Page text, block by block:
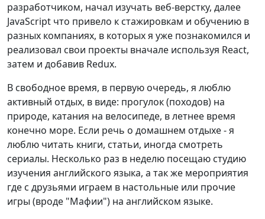
разработчиком, начал изучать веб-верстку, далее
JavaScript что привело к стажировкам и обучению в
разных компаниях, в которых я уже познакомился и
реализовал свои проекты вначале используя React,
затем и добавив Redux.
В свободное время, в первую очередь, я люблю
активный отдых, в виде: прогулок (походов) на
природе, катания на велосипеде, в летнее время
конечно море. Если речь о домашнем отдыхе - я
люблю читать книги, статьи, иногда смотреть
сериалы. Несколько раз в неделю посещаю студию
изучения английского языка, а так же мероприятия
где с друзьями играем в настольные или прочие
игры (вроде "Мафии") на английском языке.